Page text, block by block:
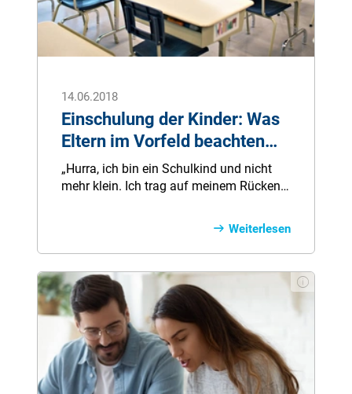
14.06.2018
Einschulung der Kinder: Was
Eltern im Vorfeld beachten
müssen
„Hurra, ich bin ein Schulkind und nicht
mehr klein. Ich trag auf meinem Rücken
unserem ersten Schultag. Unsere Sorgen
bestanden lediglich darin, welche Farbe
die Schultasche hat und welchen Inhalt
die Schultüte für uns bereithält. Jetzt, da
es um die Einschulung des eigenen
Kindes geht, rücken andere Prioritäten in
den Fokus.
Weiterlesen